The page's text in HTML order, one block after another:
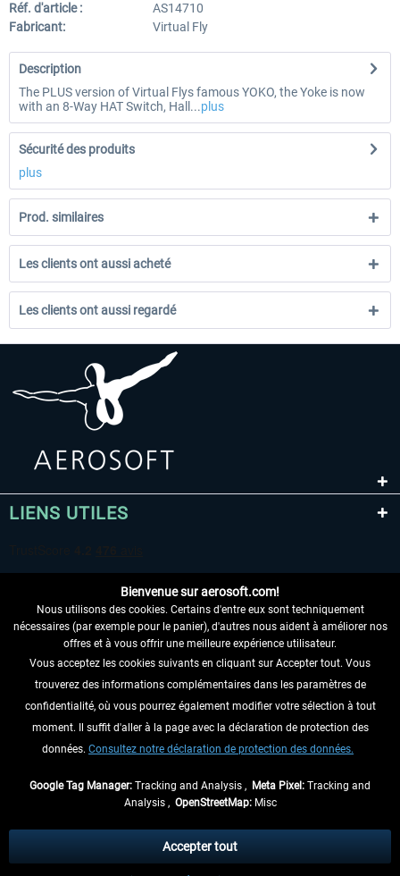
Réf. d'article :
AS14710
Fabricant:
Virtual Fly
Description
The PLUS version of Virtual Flys famous YOKO, the Yoke is now
with an 8-Way HAT Switch, Hall...plus
Sécurité des produits
plus
Prod. similaires
Les clients ont aussi acheté
Les clients ont aussi regardé
LIENS UTILES
RENONCER AU CONTRAT ICI
INFORMATIONS
NE MANQUEZ PAS LES DERNIÈRES
échéant, frais de remboursement, si aucune description contraire.
** S'applique aux envois vers l'Allemagne. Pour les autres pays, veuillez
Bienvenue sur aerosoft.com!
Nous utilisons des cookies. Certains d'entre eux sont techniquement
nécessaires (par exemple pour le panier), d'autres nous aident à améliorer nos
offres et à vous offrir une meilleure expérience utilisateur.
Vous acceptez les cookies suivants en cliquant sur Accepter tout. Vous
trouverez des informations complémentaires dans les paramètres de
confidentialité, où vous pourrez également modifier votre sélection à tout
moment. Il suffit d'aller à la page avec la déclaration de protection des
données. Consultez notre déclaration de protection des données.
Google Tag Manager: Tracking and Analysis , Meta Pixel: Tracking and
Analysis , OpenStreetMap:Misc
Accepter tout